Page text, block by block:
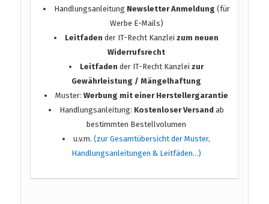
Handlungsanleitung Newsletter Anmeldung (für
Werbe E-Mails)
Leitfaden der IT-Recht Kanzleizum neuen
Widerrufsrecht
Leitfaden der IT-Recht Kanzleizur
Gewährleistung / Mängelhaftung
Muster:Werbung mit einer Herstellergarantie
Handlungsanleitung: Kostenloser Versand ab
bestimmten Bestellvolumen
u.v.m.(zur Gesamtübersicht der Muster,
Handlungsanleitungen & Leitfäden…)